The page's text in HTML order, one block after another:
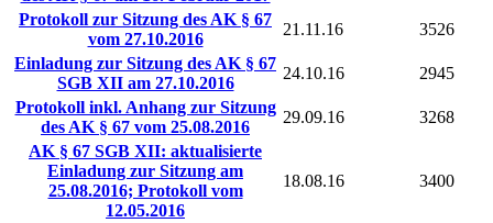
Protokoll zur Sitzung des AK § 67
vom 27.10.2016
21.11.16
3526
Einladung zur Sitzung des AK § 67
SGB XII am 27.10.2016
24.10.16
2945
Protokoll inkl. Anhang zur Sitzung
des AK § 67 vom 25.08.2016
29.09.16
3268
AK § 67 SGB XII: aktualisierte
Einladung zur Sitzung am
25.08.2016; Protokoll vom
12.05.2016
18.08.16 3400